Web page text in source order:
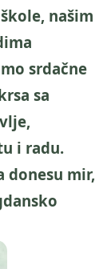
našim
srdačne
sa
i radu.
donesu mir,